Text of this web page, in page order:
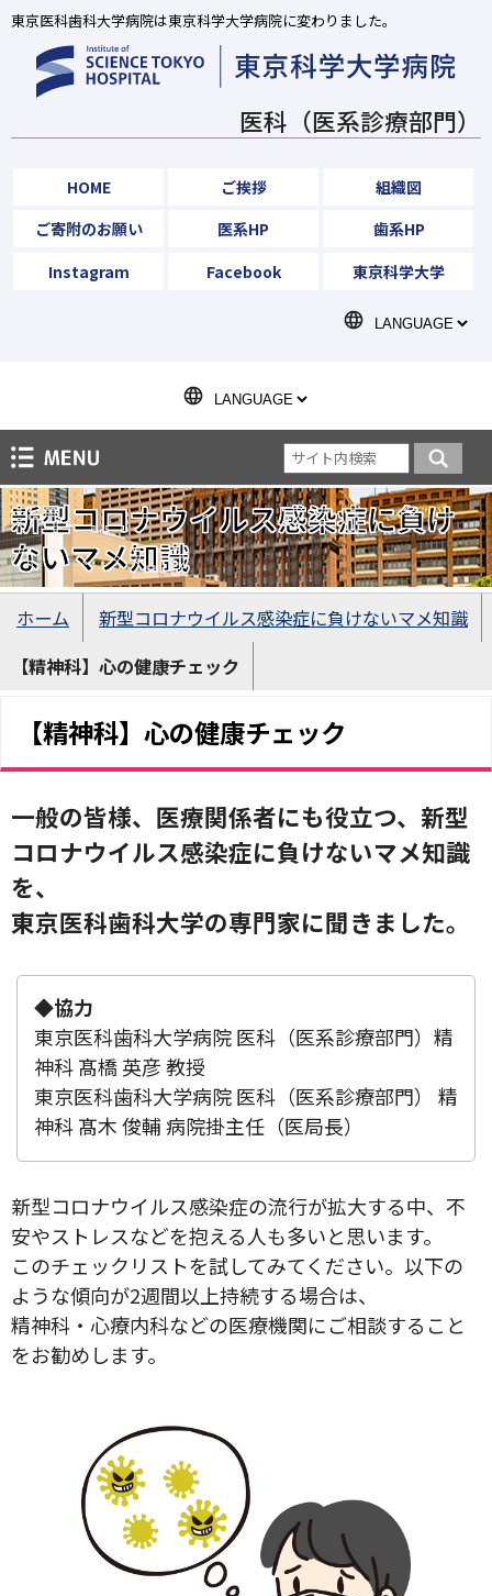
東京医科歯科大学病院は東京科学大学病院に変わりました。
医科（医系診療部門）
HOME ご挨拶
組織図
ご寄附のお願い
医系HP
歯系HP
Instagram
Facebook 東京科学大学
新型コロナウイルス感染症に負け
ないマメ知識
ホーム
新型コロナウイルス感染症に負けないマメ知識
【精神科】心の健康チェック
【精神科】心の健康チェック
一般の皆様、医療関係者にも役立つ、新型
コロナウイルス感染症に負けないマメ知識
を、
東京医科歯科大学の専門家に聞きました。
◆協力
東京医科歯科大学病院 医科（医系診療部門）精
神科 髙橋 英彦 教授
東京医科歯科大学病院 医科（医系診療部門） 精
神科 髙木 俊輔 病院掛主任（医局長）
新型コロナウイルス感染症の流行が拡大する中、不
安やストレスなどを抱える人も多いと思います。
このチェックリストを試してみてください。以下の
ような傾向が2週間以上持続する場合は、
精神科・心療内科などの医療機関にご相談すること
をお勧めします。